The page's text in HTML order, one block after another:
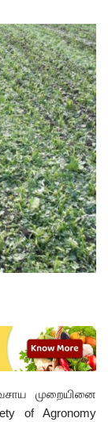
முறையினை
of Agronomy